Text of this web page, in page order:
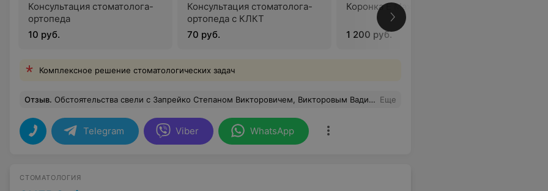
Консультация стоматолога-
ортопеда
10 руб.
Консультация стоматолога-
ортопеда с КЛКТ
70 руб.
Коронка E Max
1 200 руб.
Комплексное решение стоматологических задач
Отзыв. Обстоятельства свели с Запрейко Степаном Викторовичем, Викторовым Вадимом Сергеевичем и Викторовой Валентиной Борисовной. Классные профессионалы и замечательные люди!Спасибо Вам огромное! Чудная атмосфера, доброе и чуткое отношени всех! Пусть все у вас будет хорошо! Еще
Telegram Viber WhatsApp
СТОМАТОЛОГИЯ